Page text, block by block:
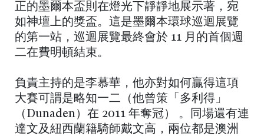
正的墨爾本盃則在燈光下靜靜地展示著，宛
如神壇上的獎盃。這是墨爾本環球巡迴展覽
的第一站，巡迴展覽最終會於 11 月的首個週
二在費明頓結束。
負責主持的是李慕華，他亦對如何贏得這項
大賽可謂是略知一二（他曾策「多利得」
（Dunaden）在 2011 年奪冠） 。同場還有連
達文及紐西蘭籍騎師戴文高，兩位都是澳洲